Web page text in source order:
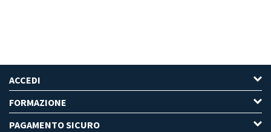
ACCEDI
FORMAZIONE
PAGAMENTO SICURO